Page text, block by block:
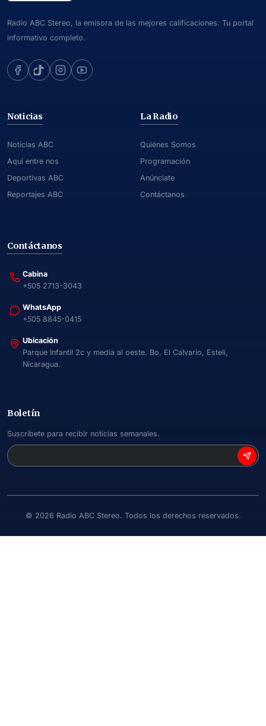
Radio ABC Stereo, la emisora de las mejores calificaciones. Tu portal
informativo completo.
Noticias
Noticias ABC
Aquí entre nos
Deportivas ABC
Reportajes ABC
La Radio
Quiénes Somos
Programación
Anúnciate
Contáctanos
Contáctanos
Cabina
+505 2713-3043
WhatsApp
+505 8845-0415
Ubicación
Parque Infantil 2c y media al oeste. Bo. El Calvario, Estelí,
Nicaragua.
Boletín
Suscríbete para recibir noticias semanales.
© 2026 Radio ABC Stereo. Todos los derechos reservados.